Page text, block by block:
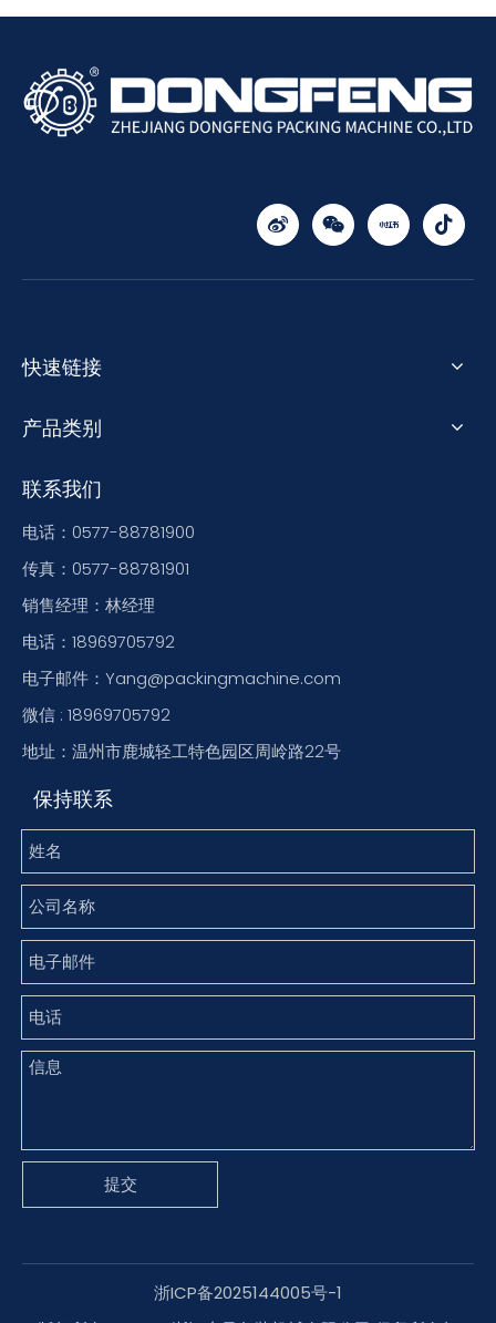
快速链接
产品类别
联系我们
电话：0577-88781900
传真：0577-88781901
销售经理：林经理
电话：18969705792
电子邮件：Yang@packingmachine.com
微信 : 18969705792
地址：温州市鹿城轻工特色园区周岭路22号
保持联系
提交
浙ICP备2025144005号-1